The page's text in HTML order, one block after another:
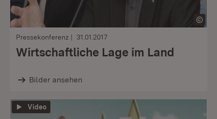
Pressekonferenz 31.01.2017
Wirtschaftliche Lage im Land
Bilder ansehen
Video